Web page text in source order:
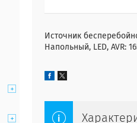
Источник
Напольный, LED, AVR: